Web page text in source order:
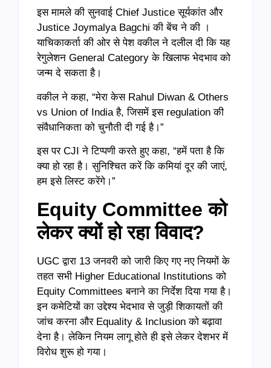
इस मामले की सुनवाई Chief Justice सूर्यकांत और
Justice Joymalya Bagchi की बेंच ने की ।
याचिकाकर्ता की ओर से पेश वकील ने दलील दी कि यह
रेगुलेशन General Category के खिलाफ भेदभाव को
जन्म दे सकता है।
वकील ने कहा, “मेरा केस Rahul Diwan & Others
vs Union of India है, जिसमें इस regulation की
संवैधानिकता को चुनौती दी गई है।”
इस पर CJI ने टिप्पणी करते हुए कहा, “हमें पता है कि
क्या हो रहा है। सुनिश्चित करें कि कमियां दूर की जाएं,
हम इसे लिस्ट करेंगे।”
Equity Committee को
लेकर क्यों हो रहा विवाद?
UGC द्वारा 13 जनवरी को जारी किए गए नए नियमों के
तहत सभी Higher Educational Institutions को
Equity Committees बनाने का निर्देश दिया गया है।
इन कमेटियों का उद्देश्य भेदभाव से जुड़ी शिकायतों की
जांच करना और Equality & Inclusion को बढ़ावा
देना है। लेकिन नियम लागू होते ही इसे लेकर देशभर में
विरोध शुरू हो गया।